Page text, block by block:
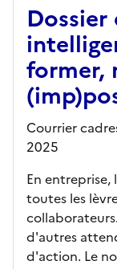
Dossier
former,
Courrier
2025
En
toutes les
d'autres
d'action. Le